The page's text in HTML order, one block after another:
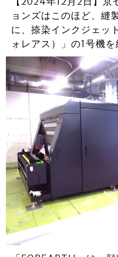
ョンズはこのほど、縫
に、捺染インクジェッ
ォレアス）」の1号機を